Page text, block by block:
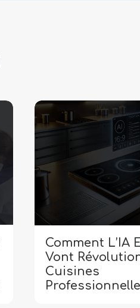
Comment L’IA
Vont
Cuisines